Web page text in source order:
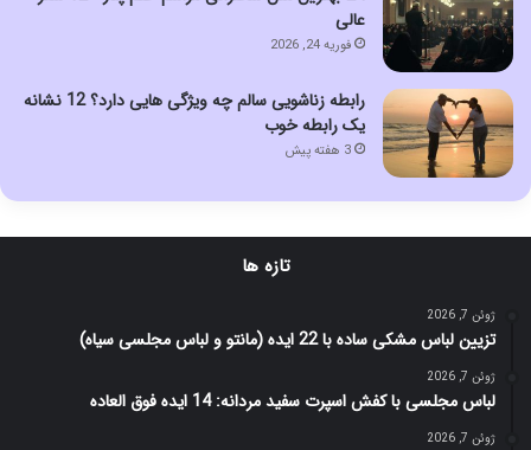
عالی
فوریه 24, 2026
رابطه زناشویی سالم چه ویژگی هایی دارد؟ 12 نشانه
یک رابطه خوب
3 هفته پیش
تازه ها
ژوئن 7, 2026
تزیین لباس مشکی ساده با 22 ایده (مانتو و لباس مجلسی سیاه)
ژوئن 7, 2026
لباس مجلسی با کفش اسپرت سفید مردانه: 14 ایده فوق العاده
ژوئن 7, 2026